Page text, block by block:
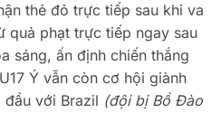
thẻ đỏ trực tiếp sau khi va
quả phạt trực tiếp ngay sau
sáng, ấn định chiến thắng
Ý vẫn còn cơ hội giành
với Brazil (đội bị Bồ Đào